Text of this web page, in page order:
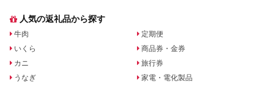
人気の返礼品から探す
牛肉
いくら
カニ
うなぎ
定期便
商品券・金券
旅行券
家電・電化製品